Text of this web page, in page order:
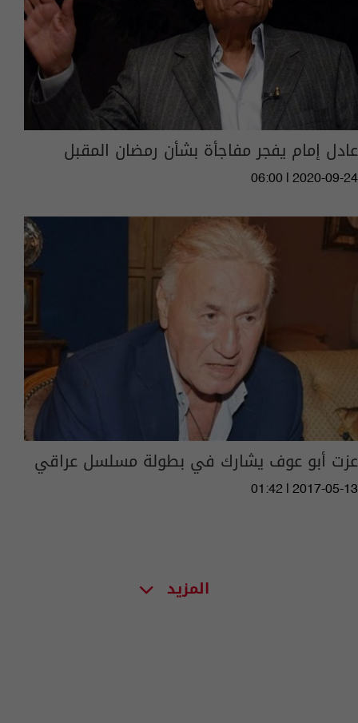
عادل إمام يفجر مفاجأة بشأن رمضان المقبل
06:00 | 2020-09-24
عزت أبو عوف يشارك في بطولة مسلسل عراقي
01:42 | 2017-05-13
المزيد